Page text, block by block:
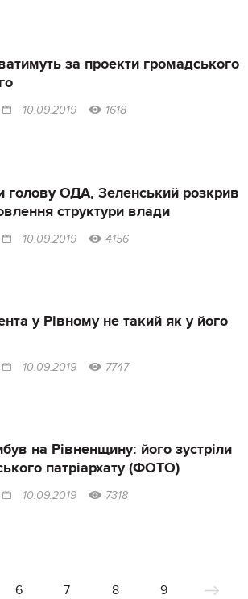
за проекти громадського
10.09.2019 1618
голову ОДА, Зеленський розкрив
структури влади
10.09.2019 4156
у Рівному не такий як у його
10.09.2019 7747
на Рівненщину: його зустріли
патріархату (ФОТО)
10.09.2019 7318
6 7 8 9